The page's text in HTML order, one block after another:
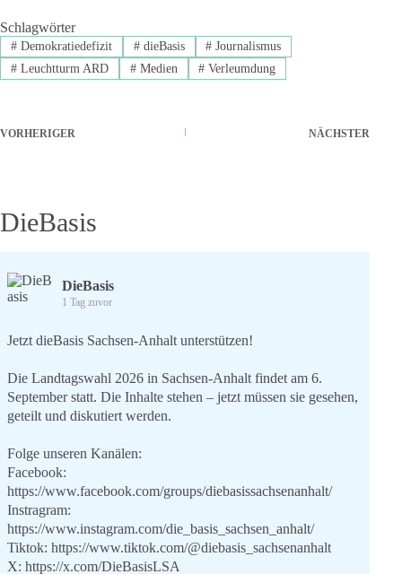
Schlagwörter
#Demokratiedefizit #dieBasis # Journalismus
#Leuchtturm ARD #Medien # Verleumdung
VORHERIGER NÄCHSTER
DieBasis
DieBasis
1 Tag zuvor
Jetzt dieBasis Sachsen-Anhalt unterstützen!
Die Landtagswahl 2026 in Sachsen-Anhalt findet am 6.
September statt. Die Inhalte stehen – jetzt müssen sie gesehen,
geteilt und diskutiert werden.
Folge unseren Kanälen:
Facebook:
https://www.facebook.com/groups/diebasissachsenanhalt/
Instragram:
https://www.instagram.com/die_basis_sachsen_anhalt/
Tiktok: https://www.tiktok.com/@diebasis_sachsenanhalt
X: https://x.com/DieBasisLSA